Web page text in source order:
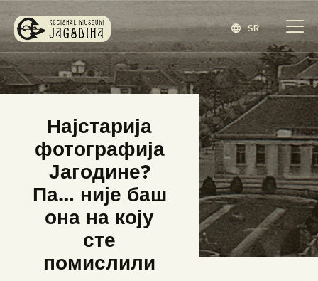
SR
Најстарија
фотографија
Јагодине?
Па… није баш
она на коју
сте
помислили
ЗАВИЧАЈНИ МУЗЕЈ ЈАГОДИНА
www.jagodina.museum
ЗБИРКЕ
ИЗЛОЖБЕ
ДОГАЂАЈИ
ИЗДАВАШТВО
БЛОГ
НАШ МУЗЕЈ
ENGLISH (ЕНГЛЕСКИ